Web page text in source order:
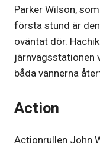
Parker Wilson,
första stund är
oväntat dör.
järnvägsstationen
båda vännerna
Action
Actionrullen John